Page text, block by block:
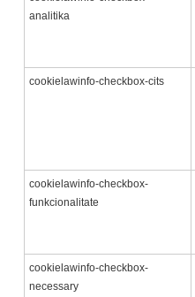
analitika
cookielawinfo-checkbox-cits
cookielawinfo-checkbox-
funkcionalitate
cookielawinfo-checkbox-
necessary